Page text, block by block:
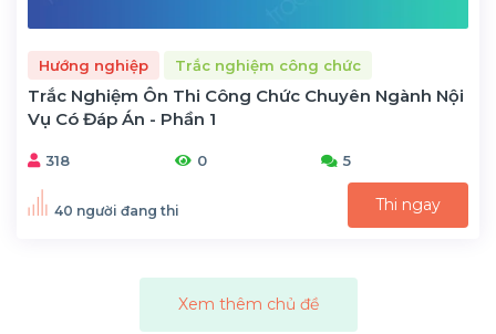
Hướng nghiệp Trắc nghiệm công chức
Trắc Nghiệm Ôn Thi Công Chức Chuyên Ngành Nội
Vụ Có Đáp Án - Phần 1
318 0 5
40 người đang thi Thi ngay
Xem thêm chủ đề